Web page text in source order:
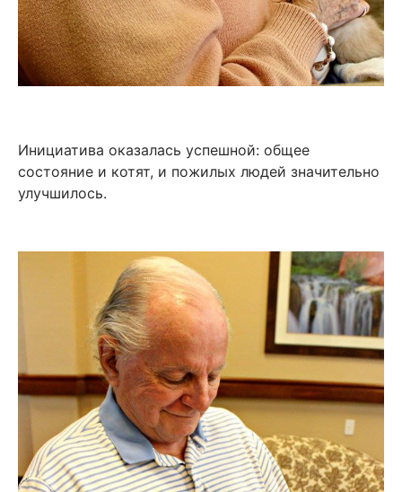
Инициатива оказалась успешной: общее
состояние и котят, и пожилых людей значительно
улучшилось.